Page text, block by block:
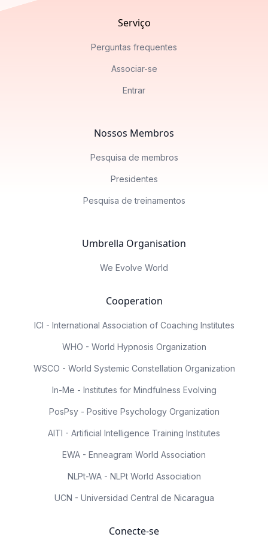
Serviço
Perguntas frequentes
Associar-se
Entrar
Nossos Membros
Pesquisa de membros
Presidentes
Pesquisa de treinamentos
Umbrella Organisation
We Evolve World
Cooperation
ICI - International Association of Coaching Institutes
WHO - World Hypnosis Organization
WSCO - World Systemic Constellation Organization
In-Me - Institutes for Mindfulness Evolving
PosPsy - Positive Psychology Organization
AITI - Artificial Intelligence Training Institutes
EWA - Enneagram World Association
NLPt-WA - NLPt World Association
UCN - Universidad Central de Nicaragua
Conecte-se